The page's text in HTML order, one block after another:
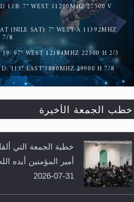
13B: 7° WEST 11200MHZ 27500 V
(NILE SAT): 7° WEST-A 11392MHZ
7/8
19: 97° WEST 12184MHZ 22500 H 2/3
D: 113° EAST 3880MHZ 29900 H 7/8
خطب الجمعة الأخيرة
خطبة الجمعة التي
أمير المؤمنين أيده
31-07-2026